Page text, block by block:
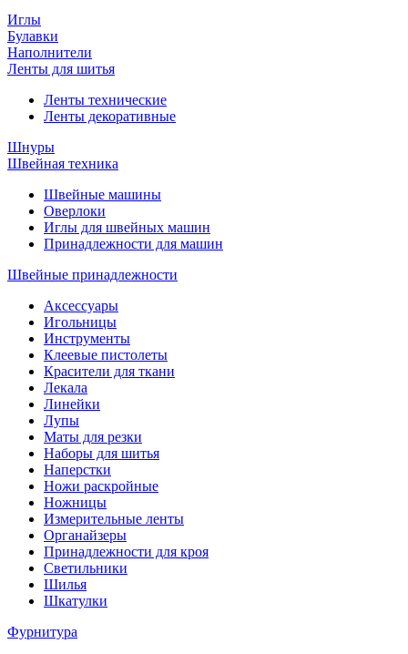
Иглы
Булавки
Наполнители
Ленты для шитья
Ленты технические
Ленты декоративные
Шнуры
Швейная техника
Швейные машины
Оверлоки
Иглы для швейных машин
Принадлежности для машин
Швейные принадлежности
Аксессуары
Игольницы
Инструменты
Клеевые пистолеты
Красители для ткани
Лекала
Линейки
Лупы
Маты для резки
Наборы для шитья
Наперстки
Ножи раскройные
Ножницы
Измерительные ленты
Органайзеры
Принадлежности для кроя
Светильники
Шилья
Шкатулки
Фурнитура